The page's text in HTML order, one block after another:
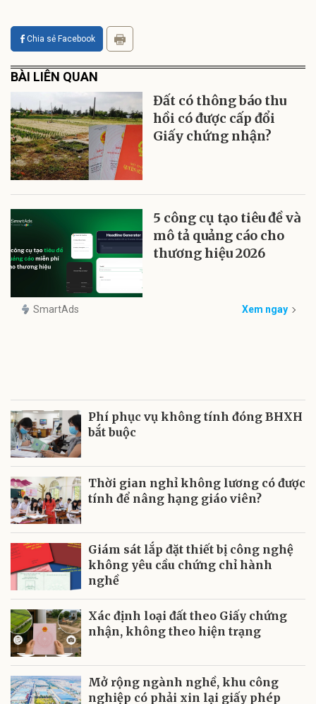
Chia sẻ Facebook
BÀI LIÊN QUAN
Đất có thông báo thu
hồi có được cấp đổi
Giấy chứng nhận?
5 công cụ tạo tiêu đề và
mô tả quảng cáo cho
thương hiệu 2026
SmartAds Xem ngay
Phí phục vụ không tính đóng BHXH
bắt buộc
Thời gian nghỉ không lương có được
tính để nâng hạng giáo viên?
Giám sát lắp đặt thiết bị công nghệ
không yêu cầu chứng chỉ hành
nghề
Xác định loại đất theo Giấy chứng
nhận, không theo hiện trạng
Mở rộng ngành nghề, khu công
nghiệp có phải xin lại giấy phép